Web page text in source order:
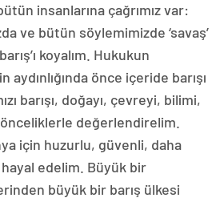
insanlarına çağrımız var:
ve bütün söylemimizde ‘savaş’
koyalım. Hukukun
önce içeride barışı
barışı, doğayı, çevreyi, bilimi,
değerlendirelim.
için huzurlu, güvenli, daha
edelim. Büyük bir
büyük bir barış ülkesi